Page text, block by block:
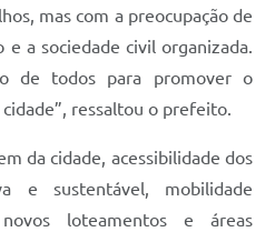
mas com a preocupação de
e a sociedade civil organizada.
de todos para promover o
ressaltou o prefeito.
da cidade, acessibilidade dos
e sustentável, mobilidade
loteamentos e áreas